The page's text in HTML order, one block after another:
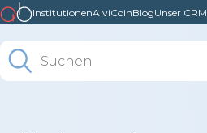
InstitutionenAlviCoinBlogUnser CRM